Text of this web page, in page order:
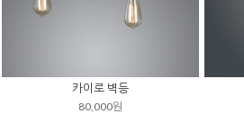
카이로 벽등
80,000원